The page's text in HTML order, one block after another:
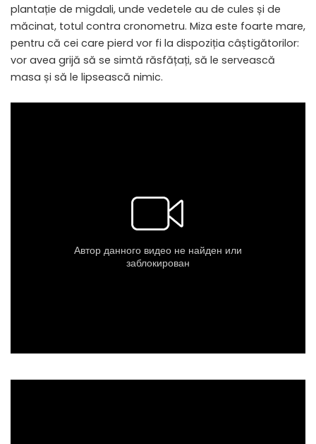
plantație de migdali, unde vedetele au de cules și de
măcinat, totul contra cronometru. Miza este foarte mare,
pentru că cei care pierd vor fi la dispoziția câștigătorilor:
vor avea grijă să se simtă răsfățați, să le servească
masa și să le lipsească nimic.